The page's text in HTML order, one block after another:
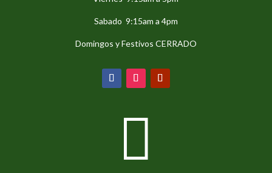
Sabado 9:15am a 4pm
Domingos y Festivos CERRADO
